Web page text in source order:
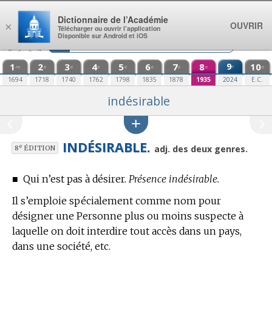
Aller au contenu
1 re
1694
2e
1718
3e
1740
4e
1762
5e
1798
6e
1835
7e
1878
8e
1935
9e
2024
10e
E.C.
indésirable
8eÉDITION INDÉSIRABLE. adj. des deux genres.
■ Qui n’est pas à désirer. Présence indésirable.
Il s’emploie spécialement comme nom pour
désigner une Personne plus ou moins suspecte à
laquelle on doit interdire tout accès dans un pays,
dans une société, etc.
×
Dictionnaire de l’Académie
Télécharger ou ouvrir l’application
Disponible sur Android et iOS
OUVRIR